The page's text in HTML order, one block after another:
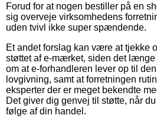
Forud for at nogen bestiller på en
sig overveje virksomhedens
uden tvivl ikke super spændende.
Et andet forslag kan være at tjekke
støttet af e-mærket, siden det
om at e-forhandleren lever op til
lovgivning, samt at forretningen
eksperter der er meget bekendte
Det giver dig genvej til støtte, når
følge af din handel.